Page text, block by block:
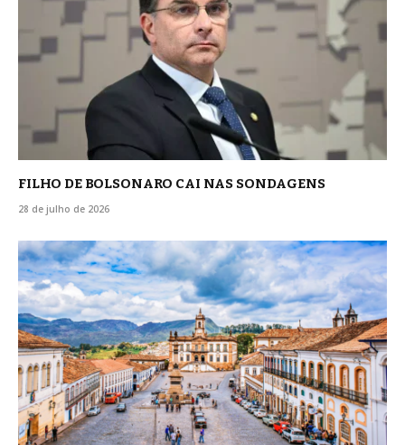
FILHO DE BOLSONARO CAI NAS SONDAGENS
28 de julho de 2026